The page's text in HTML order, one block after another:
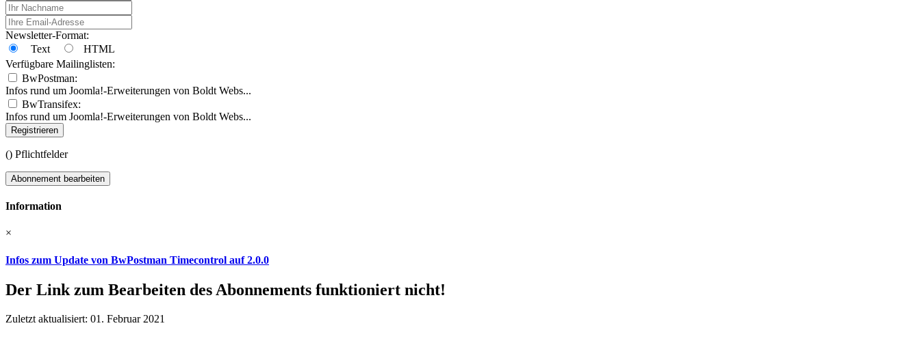
Newsletter-Format:
Text
HTML
Verfügbare Mailinglisten:
BwPostman:
Infos rund um Joomla!-Erweiterungen von Boldt Webs...
BwTransifex:
Infos rund um Joomla!-Erweiterungen von Boldt Webs...
Registrieren
() Pflichtfelder
Abonnement bearbeiten
Information
×
Infos zum Update von BwPostman Timecontrol auf 2.0.0
Der Link zum Bearbeiten des Abonnements funktioniert nicht!
Zuletzt aktualisiert: 01. Februar 2021